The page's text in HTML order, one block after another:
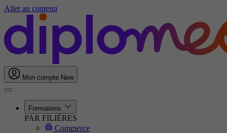
Aller au contenu
Mon compte New
Formations
PAR FILIÈRES
Commerce